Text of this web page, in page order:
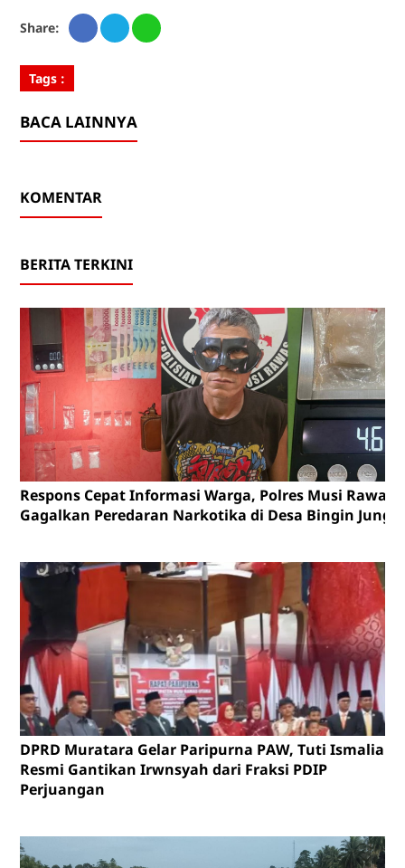
Share:
Tags :
BACA LAINNYA
KOMENTAR
BERITA TERKINI
Respons Cepat Informasi Warga, Polres Musi Rawas
Gagalkan Peredaran Narkotika di Desa Bingin
DPRD Muratara Gelar Paripurna PAW, Tuti Ismalia
Resmi Gantikan Irwnsyah dari Fraksi PDIP
Perjuangan